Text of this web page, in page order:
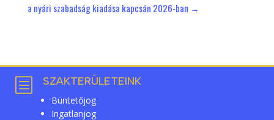
a nyári szabadság kiadása kapcsán 2026-ban →
b SZAKTERÜLETEINK
Büntetőjog
Ingatlanjog